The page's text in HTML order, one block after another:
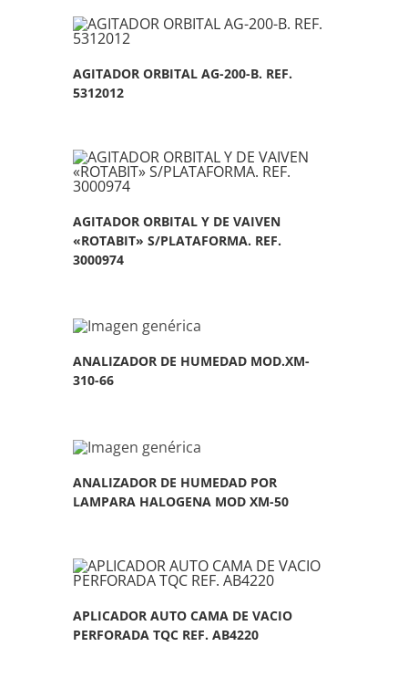
AGITADOR ORBITAL AG-200-B. REF.
5312012
AGITADOR ORBITAL Y DE VAIVEN
«ROTABIT» S/PLATAFORMA. REF.
3000974
ANALIZADOR DE HUMEDAD MOD.XM-
310-66
ANALIZADOR DE HUMEDAD POR
LAMPARA HALOGENA MOD XM-50
APLICADOR AUTO CAMA DE VACIO
PERFORADA TQC REF. AB4220